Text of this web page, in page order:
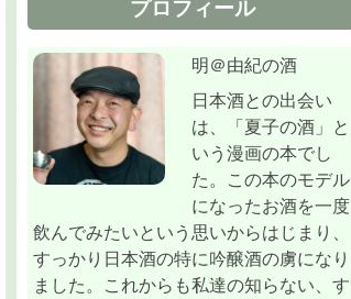
プロフィール
明＠由紀の酒
日本酒との出会い
は、「夏子の酒」と
いう漫画の本でし
た。この本のモデル
になったお酒を一度
飲んでみたいという思いからはじまり、
すっかり日本酒の特に吟醸酒の虜になり
ました。これからも私達の知らない、す